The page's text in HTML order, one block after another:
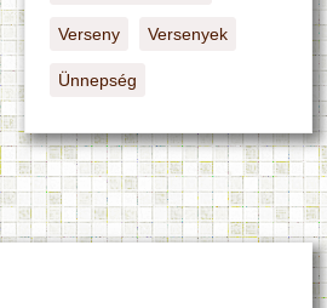
Verseny Versenyek
Ünnepség